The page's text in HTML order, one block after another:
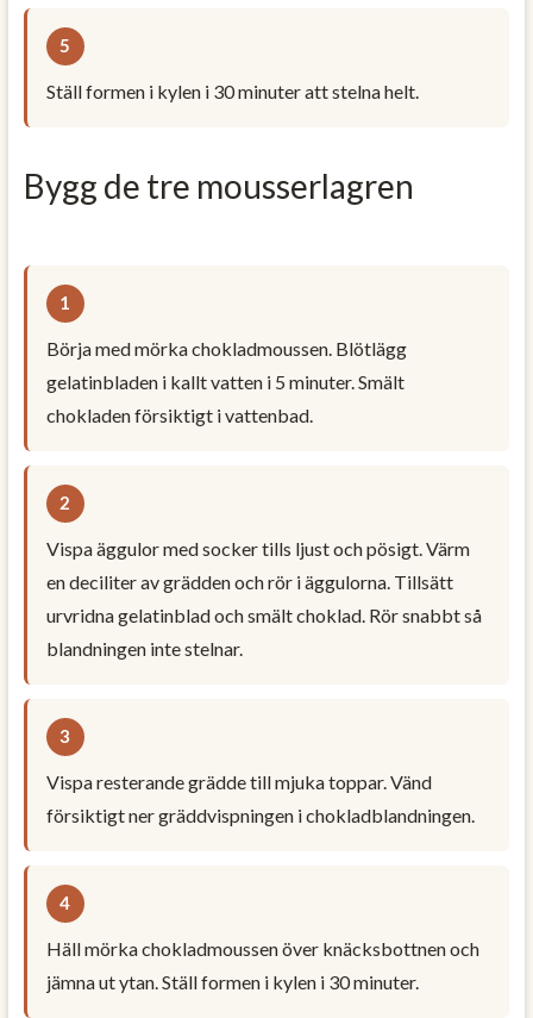
Ställ formen i kylen i 30 minuter att stelna helt.
Bygg de tre mousserlagren
Börja med mörka chokladmoussen. Blötlägg
gelatinbladen i kallt vatten i 5 minuter. Smält
chokladen försiktigt i vattenbad.
Vispa äggulor med socker tills ljust och pösigt. Värm
en deciliter av grädden och rör i äggulorna. Tillsätt
urvridna gelatinblad och smält choklad. Rör snabbt så
blandningen inte stelnar.
Vispa resterande grädde till mjuka toppar. Vänd
försiktigt ner gräddvispningen i chokladblandningen.
Häll mörka chokladmoussen över knäcksbottnen och
jämna ut ytan. Ställ formen i kylen i 30 minuter.